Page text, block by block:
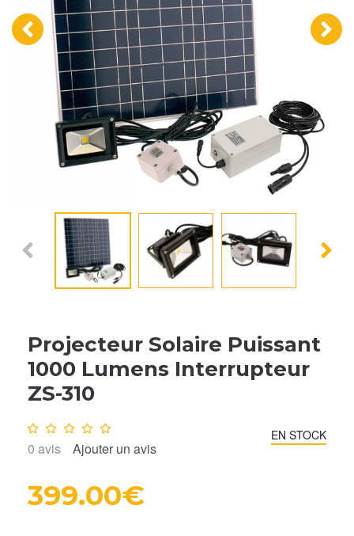
‹ ›
Projecteur Solaire Puissant
1000 Lumens Interrupteur
ZS-310
Note : 0/10
0 avis Ajouter un avis
EN STOCK
399.00€